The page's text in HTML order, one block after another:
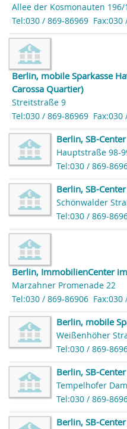
Allee der Kosmonauten 196/
Tel:030 / 869-86969 Fax:030
Berlin, mobile Sparkasse
Carossa Quartier)
Streitstraße 9
Tel:030 / 869-86969 Fax:030
Berlin, SB-
Hauptstraße 98-
Tel:030 / 869-
Berlin, SB-
Schönwalder
Tel:030 / 869-
Berlin, ImmobilienCenter
Marzahner Promenade 22
Tel:030 / 869-86906 Fax:030
Berlin, mobile
Weißenhöher
Tel:030 / 869-
Berlin, SB-
Tempelhofer
Tel:030 / 869-
Berlin, SB-